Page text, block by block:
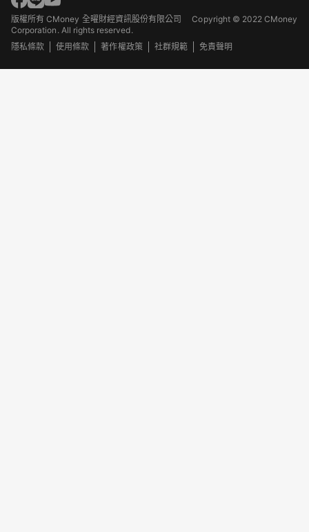
版權所有 CMoney 全曜財經資訊股份有限公司Copyright © 2022 CMoney
Corporation. All rights reserved.
隱私條款
使用條款 著作權政策 社群規範 免責聲明